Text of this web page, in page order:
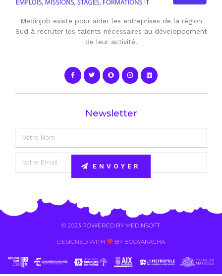
Medinjob existe pour aider les entreprises de la région
Sud à recruter les talents nécessaires au développement
de leur activité.
Newsletter
ENVOYER
© 2023 POWERED BY MEDINSOFT.
DESIGNED WITH BY BOOYAKACHA​